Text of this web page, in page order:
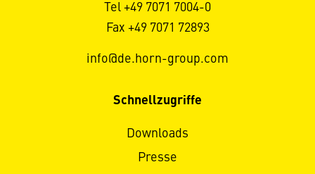
Tel +49 7071 7004-0
Fax +49 7071 72893
info@de.horn-group.com
Schnellzugriffe
Downloads
Presse